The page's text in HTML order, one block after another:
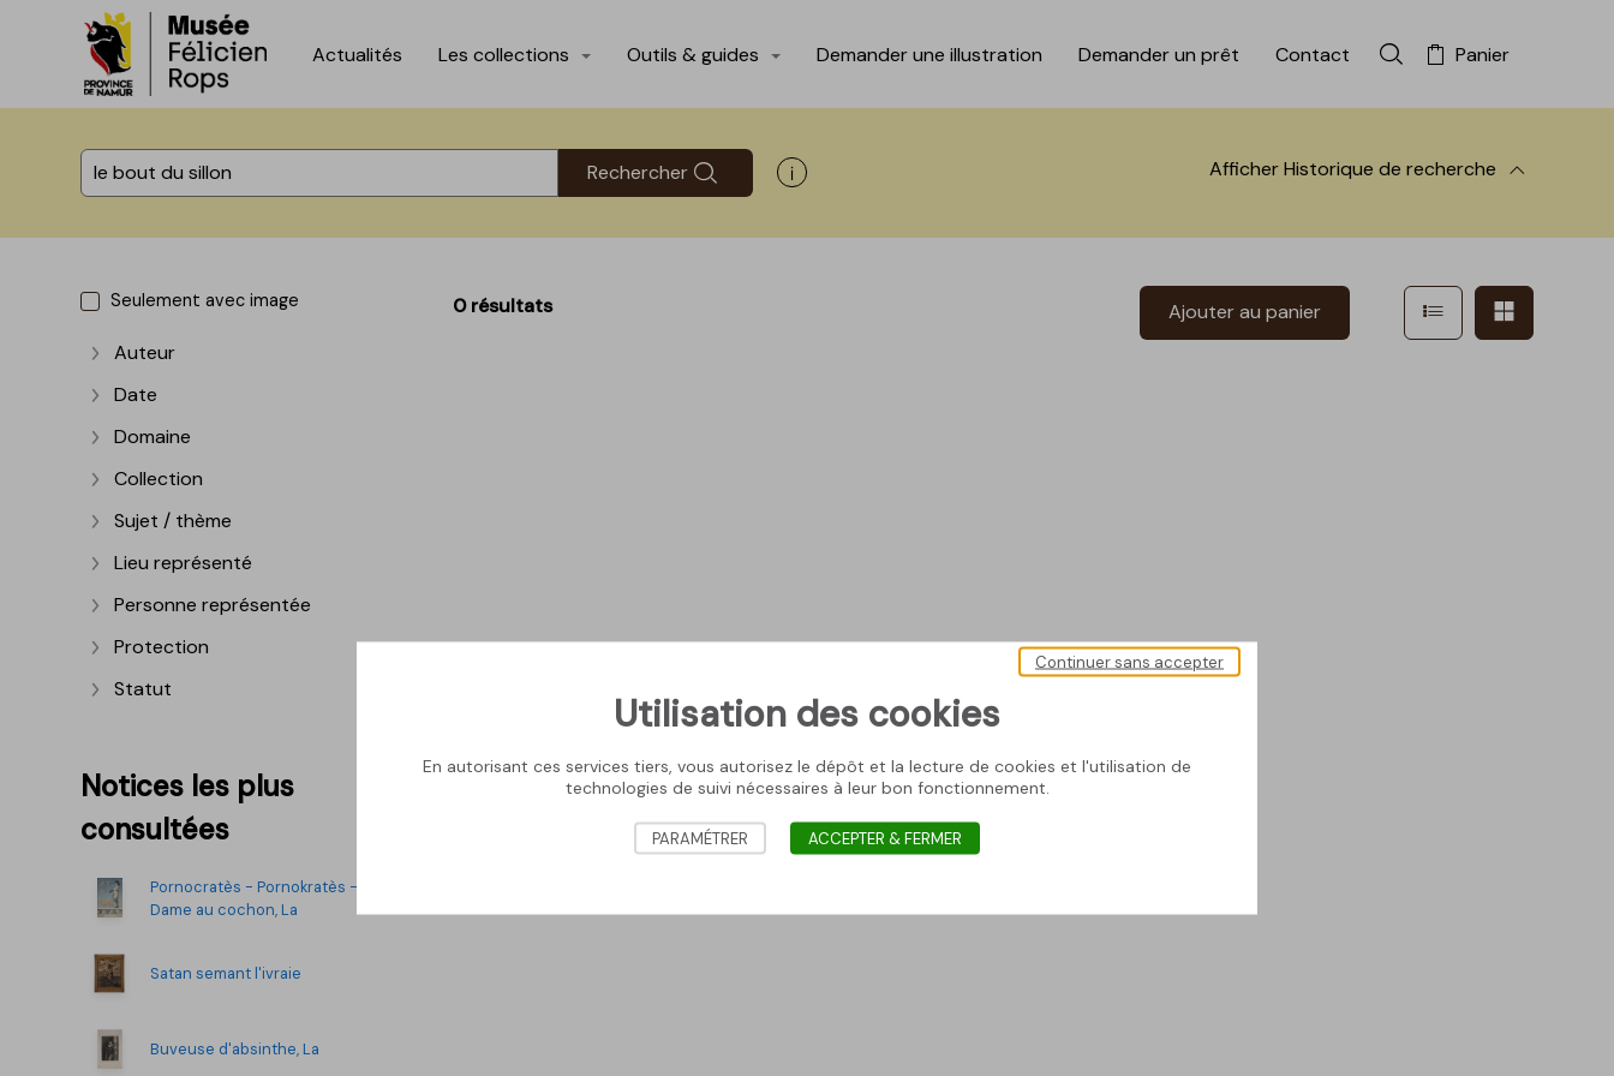
Accèder directement au contenu
Accèder directement au contenu
Actualités Les collections Outils & guides Demander une illustration Demander un prêt Contact Rechercher dans la
Panier
Rechercher Afficher les informations d'aide à la recherche AfficherHistorique de recherche
Seulement avec image
Afficher plus
Auteur
Afficher plus
Date
Afficher plus
Domaine
Afficher plus
Collection
Afficher plus
Sujet / thème
Afficher plus
Lieu représenté
Afficher plus
Personne représentée
Afficher plus
Protection
Afficher plus
Statut
Notices les plus
consultées
Pornocratès - Pornokratès -
Dame au cochon, La
Satan semant l'ivraie
Buveuse d'absinthe, La
0 résultats Ajouter au panier Afficher en mode
Utilisation des cookies
En autorisant ces services tiers, vous autorisez le dépôt et la lecture de cookies et l'utilisation de
technologies de suivi nécessaires à leur bon fonctionnement.
Continuer sans accepter
PARAMÉTRER ACCEPTER & FERMER